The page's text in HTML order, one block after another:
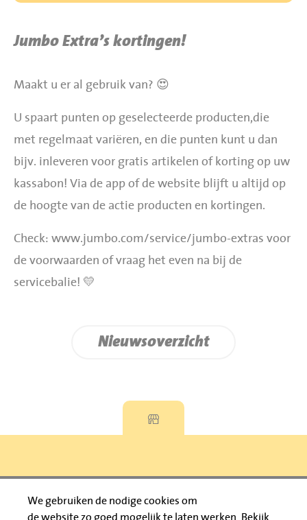
Jumbo Extra’s kortingen!
Maakt u er al gebruik van? 😍
U spaart punten op geselecteerde producten,die
met regelmaat variëren, en die punten kunt u dan
bijv. inleveren voor gratis artikelen of korting op uw
kassabon! Via de app of de website blijft u altijd op
de hoogte van de actie producten en kortingen.
Check: www.jumbo.com/service/jumbo-extras voor
de voorwaarden of vraag het even na bij de
servicebalie! 💛
Nieuwsoverzicht
Privacyverklaring
We gebruiken de nodige cookies om
de website zo goed mogelijk te laten werken.
Bekijk